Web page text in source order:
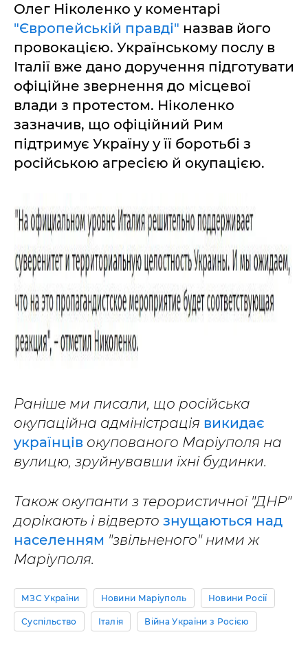
Олег Ніколенко у коментарі
"Європейській правді" назвав його
провокацією. Українському послу в
Італії вже дано доручення підготувати
офіційне звернення до місцевої
влади з протестом. Ніколенко
зазначив, що офіційний Рим
підтримує Україну у її боротьбі з
російською агресією й окупацією.
Раніше ми писали, що російська
окупаційна адміністрація викидає
українців окупованого Маріуполя на
вулицю, зруйнувавши їхні будинки.
Також окупанти з терористичної "ДНР"
дорікають і відверто знущаються над
населенням "звільненого" ними ж
Маріуполя.
МЗС України Новини Маріуполь Новини Росії
Суспільство Італія Війна України з Росією